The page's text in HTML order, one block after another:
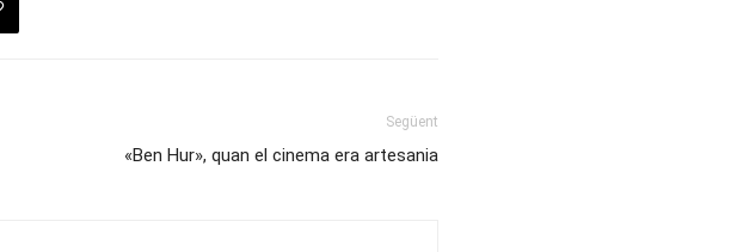
Següent
«Ben Hur», quan el cinema era artesania